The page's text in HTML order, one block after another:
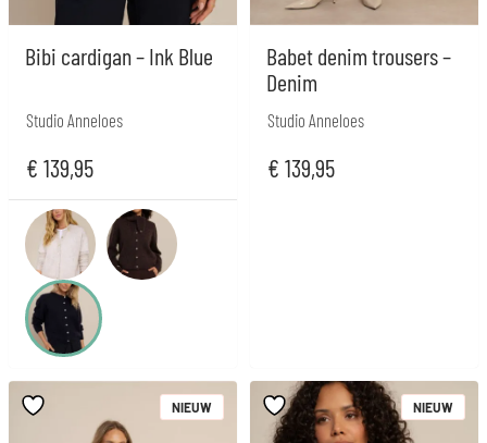
Bibi cardigan – Ink Blue
Studio Anneloes
€ 139,95
Babet denim trousers –
Denim
Studio Anneloes
€ 139,95
NIEUW NIEUW